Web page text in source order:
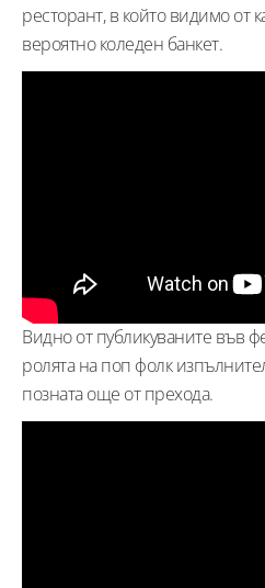
ресторант, в който видимо от
вероятно коледен банкет.
Видно от публикуваните във
ролята на поп фолк
позната още от прехода.